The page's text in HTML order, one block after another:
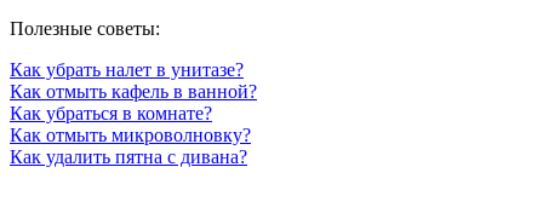
Полезные советы:
Как убрать налет в унитазе?
Как отмыть кафель в ванной?
Как убраться в комнате?
Как отмыть микроволновку?
Как удалить пятна с дивана?